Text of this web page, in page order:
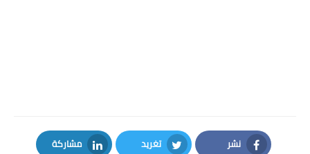
نشر تغريد مشاركة